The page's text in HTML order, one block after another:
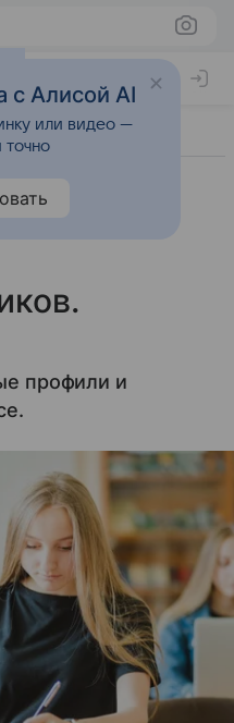
профили и
с Алисой AI
или видео —
точно